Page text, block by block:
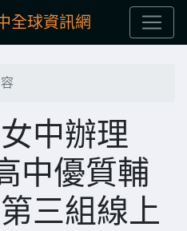
全球資訊網
中辦理
中優質輔
三組線上